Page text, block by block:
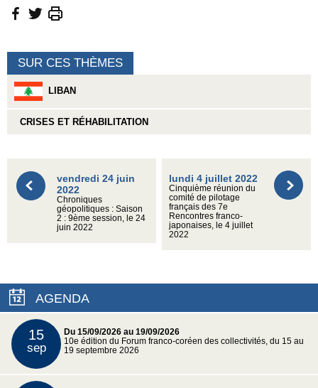
SUR CES THÈMES
LIBAN
CRISES ET RÉHABILITATION
vendredi 24 juin
2022
Chroniques
géopolitiques : Saison
2 : 9ème session, le 24
juin 2022
lundi 4 juillet 2022
Cinquième réunion du
comité de pilotage
français des 7e
Rencontres franco-
japonaises, le 4 juillet
2022
AGENDA
15
sep
Du 15/09/2026 au 19/09/2026
10e édition du Forum franco-coréen des collectivités, du 15 au
19 septembre 2026